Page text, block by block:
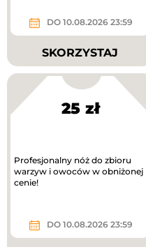
DO 10.08.2026 23:59
SKORZYSTAJ
25 zł
Profesjonalny nóż do zbioru
warzyw i owoców w obniżonej
cenie!
DO 10.08.2026 23:59